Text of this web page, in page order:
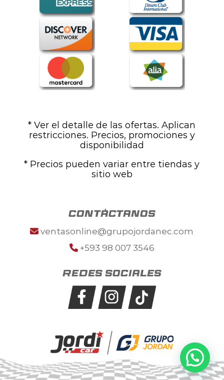
* Ver el detalle de las ofertas. Aplican
restricciones. Precios, promociones y
disponibilidad
* Precios pueden variar entre tiendas y
sitio web
contáctanos
ventasonline@grupojordanec.com
+593 98 007 3546
Redes sociales